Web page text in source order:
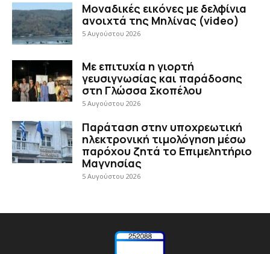
Μοναδικές εικόνες με δελφίνια
ανοιχτά της Μηλίνας (video)
5 Αυγούστου 2026
Με επιτυχία η γιορτή
γευσιγνωσίας και παράδοσης
στη Γλώσσα Σκοπέλου
5 Αυγούστου 2026
Παράταση στην υποχρεωτική
ηλεκτρονική τιμολόγηση μέσω
παρόχου ζητά το Επιμελητήριο
Μαγνησίας
5 Αυγούστου 2026